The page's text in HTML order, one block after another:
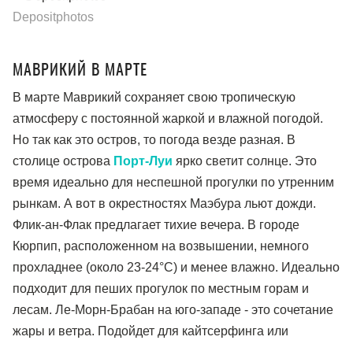
Depositphotos
МАВРИКИЙ В МАРТЕ
В марте Маврикий сохраняет свою тропическую
атмосферу с постоянной жаркой и влажной погодой.
Но так как это остров, то погода везде разная. В
столице острова Порт-Луи ярко светит солнце. Это
время идеально для неспешной прогулки по утренним
рынкам. А вот в окрестностях Маэбура льют дожди.
Флик-ан-Флак предлагает тихие вечера. В городе
Кюрпип, расположенном на возвышении, немного
прохладнее (около 23-24°C) и менее влажно. Идеально
подходит для пеших прогулок по местным горам и
лесам. Ле-Морн-Брабан на юго-западе - это сочетание
жары и ветра. Подойдет для кайтсерфинга или